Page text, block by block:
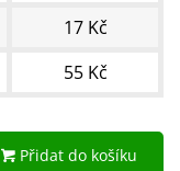
17 Kč
55 Kč
Přidat do košíku